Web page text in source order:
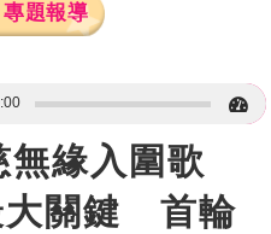
題報導
緣入圍歌
大關鍵 首輪